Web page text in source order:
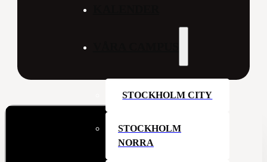
STOCKHOLM CITY
STOCKHOLM
NORRA